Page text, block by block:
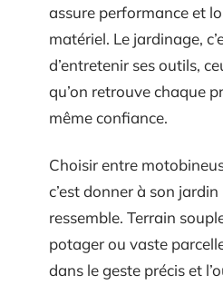
assure performance et
matériel. Le jardinage,
d’entretenir ses outils,
qu’on retrouve chaque
même confiance.
Choisir entre
c’est donner à son jardin
ressemble. Terrain
potager ou vaste
dans le geste précis et